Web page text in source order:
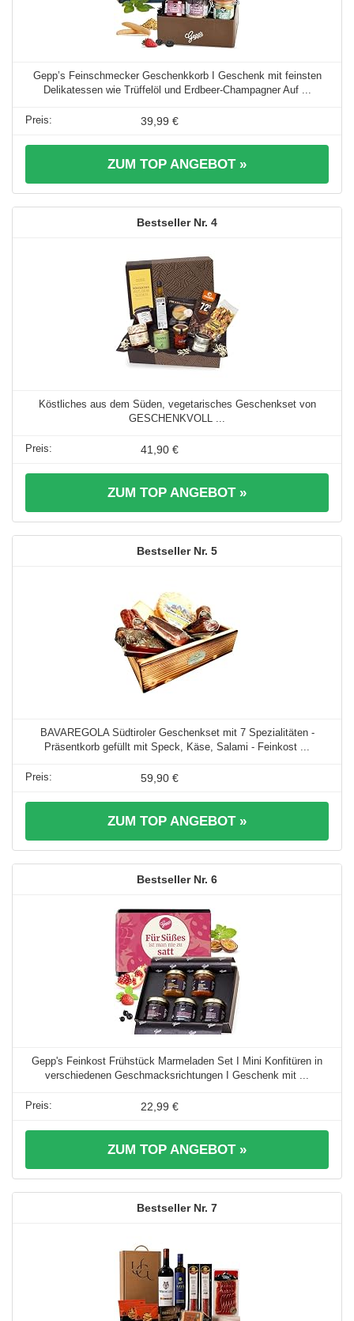
Gepp’s Feinschmecker Geschenkkorb I Geschenk mit feinsten
Delikatessen wie Trüffelöl und Erdbeer-Champagner Auf ...
39,99 €
ZUM TOP ANGEBOT »
4
Köstliches aus dem Süden, vegetarisches Geschenkset von
GESCHENKVOLL ...
41,90 €
ZUM TOP ANGEBOT »
5
BAVAREGOLA Südtiroler Geschenkset mit 7 Spezialitäten -
Präsentkorb gefüllt mit Speck, Käse, Salami - Feinkost ...
59,90 €
ZUM TOP ANGEBOT »
6
Gepp's Feinkost Frühstück Marmeladen Set I Mini Konfitüren in
verschiedenen Geschmacksrichtungen I Geschenk mit ...
22,99 €
ZUM TOP ANGEBOT »
7